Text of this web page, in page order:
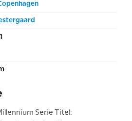
Serie Titel: